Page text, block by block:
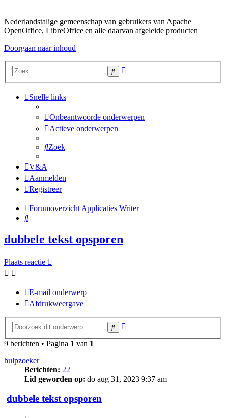
Nederlandstalige gemeenschap van gebruikers van Apache
OpenOffice, LibreOffice en alle daarvan afgeleide producten
Doorgaan naar inhoud
Zoek
Snelle links
Onbeantwoorde onderwerpen
Actieve onderwerpen
Zoek
V&A
Aanmelden
Registreer
Forumoverzicht Applicaties Writer
Zoek
dubbele tekst opsporen
Plaats reactie
E-mail onderwerp
Afdrukweergave
Zoek
9 berichten • Pagina 1 van 1
hulpzoeker
Berichten: 22
Lid geworden op: do aug 31, 2023 9:37 am
dubbele tekst opsporen